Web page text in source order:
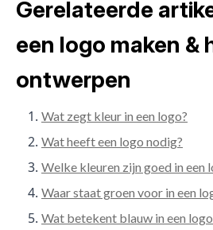
Gerelateerde
een logo maken &
ontwerpen
Wat zegt kleur in een logo?
Wat heeft een logo nodig?
Welke kleuren zijn goed in een
Waar staat groen voor in een
Wat betekent blauw in een